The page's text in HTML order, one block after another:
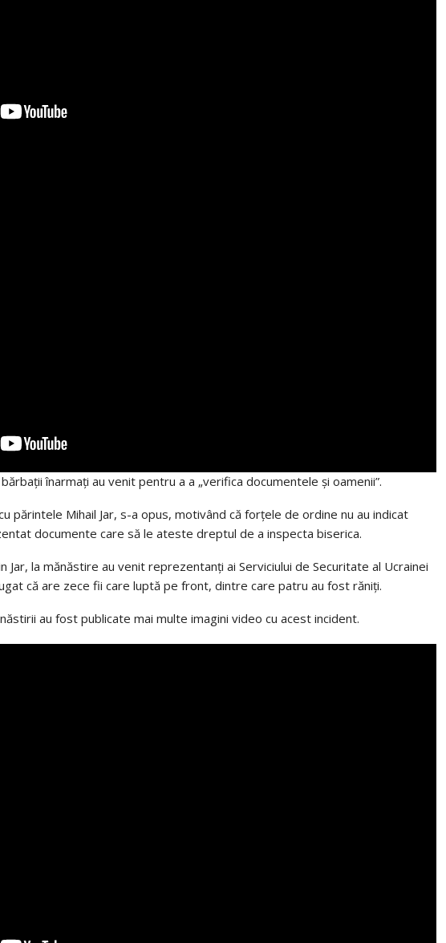
bărbații înarmați au venit pentru a a „verifica documentele și oamenii”.
părintele Mihail Jar, s-a opus, motivând că forțele de ordine nu au indicat
documente care să le ateste dreptul de a inspecta biserica.
Jar, la mănăstire au venit reprezentanți ai Serviciului de Securitate al Ucrainei
că are zece fii care luptă pe front, dintre care patru au fost răniți.
au fost publicate mai multe imagini video cu acest incident.